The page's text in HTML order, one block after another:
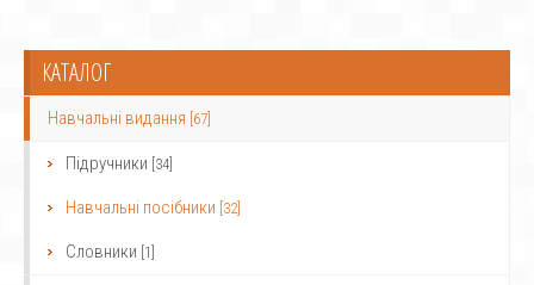
КАТАЛОГ
Навчальні видання [67]
Підручники [34]
Навчальні посібники [32]
Словники [1]